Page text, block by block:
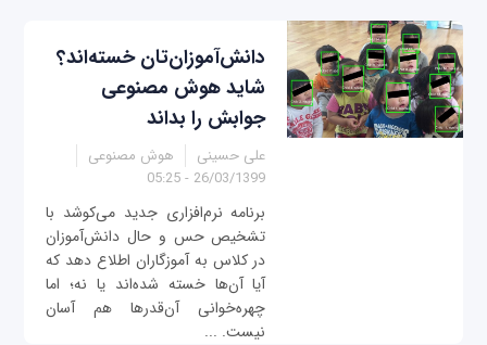
دانش‌آموزان‌‌تان خسته‌اند؟
شاید هوش مصنوعی
جوابش را بداند
علی حسینی
هوش مصنوعی
26/03/1399 - 05:25
برنامه نرم‌افزاری جدید می‌کوشد با
تشخیص حس و حال دانش‌آموزان
در کلاس به آموزگاران اطلاع دهد که
آیا آن‌ها خسته شده‌اند یا نه؛ اما
چهره‌‌خوانی آن‌قدرها هم آسان
نیست. ...